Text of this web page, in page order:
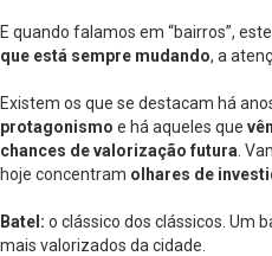
E quando falamos em “bairros”, este
que está sempre mudando, a
Existem os que se destacam há
protagonismo e há aqueles que
chances de valorização futura .
hoje concentram olhares de
Batel: o clássico dos clássicos. Um
mais valorizados da cidade.